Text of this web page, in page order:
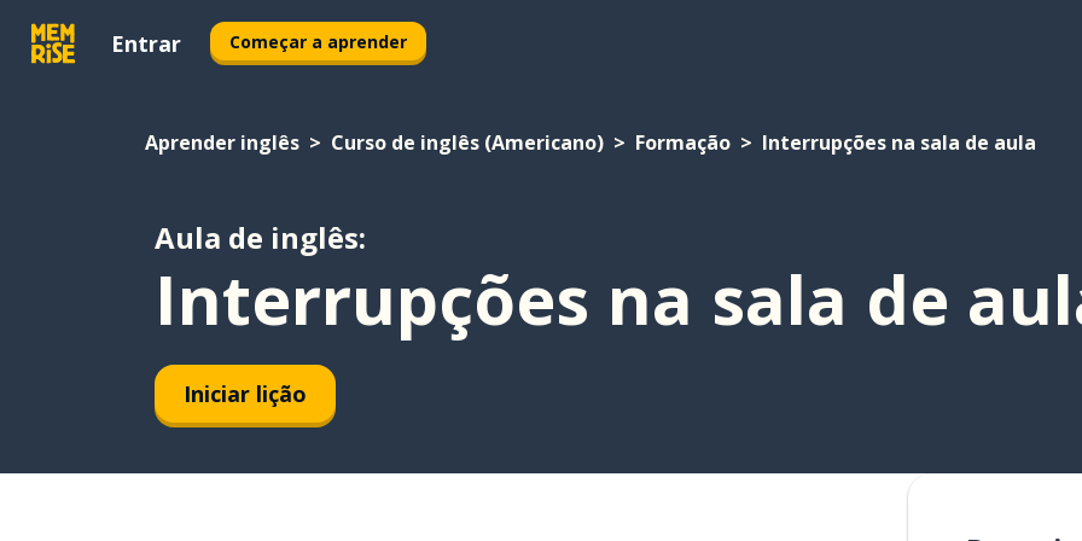
Entrar Começar a aprender
Aprender inglês Curso de inglês (Americano) Formação Interrupções na sala de aula
Aula de inglês:
Interrupções na sala de
Iniciar lição